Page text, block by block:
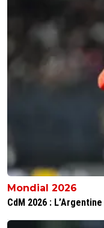
saammm 17
C'est quoi cette
Mondial 2026
CdM 2026 :